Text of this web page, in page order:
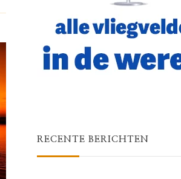
RECENTE BERICHTEN